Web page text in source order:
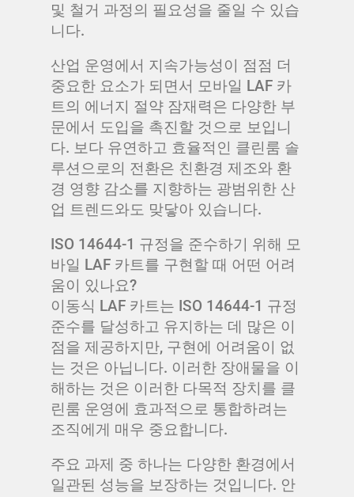
및 철거 과정의 필요성을 줄일 수 있습
니다.
산업 운영에서 지속가능성이 점점 더
중요한 요소가 되면서 모바일 LAF 카
트의 에너지 절약 잠재력은 다양한 부
문에서 도입을 촉진할 것으로 보입니
다. 보다 유연하고 효율적인 클린룸 솔
루션으로의 전환은 친환경 제조와 환
경 영향 감소를 지향하는 광범위한 산
업 트렌드와도 맞닿아 있습니다.
ISO 14644-1 규정을 준수하기 위해 모
바일 LAF 카트를 구현할 때 어떤 어려
움이 있나요?
이동식 LAF 카트는 ISO 14644-1 규정
준수를 달성하고 유지하는 데 많은 이
점을 제공하지만, 구현에 어려움이 없
는 것은 아닙니다. 이러한 장애물을 이
해하는 것은 이러한 다목적 장치를 클
린룸 운영에 효과적으로 통합하려는
조직에게 매우 중요합니다.
주요 과제 중 하나는 다양한 환경에서
일관된 성능을 보장하는 것입니다. 안